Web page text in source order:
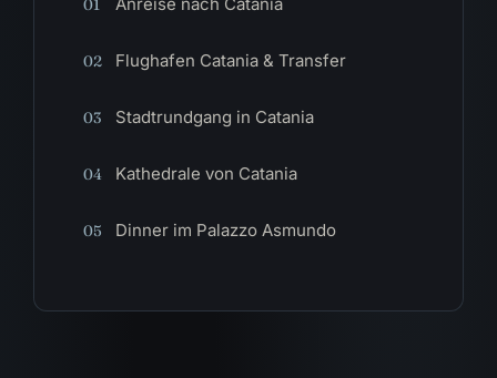
01
02 Flughafen Catania & Transfer
03 Stadtrundgang in Catania
04 Kathedrale von Catania
05 Dinner im Palazzo Asmundo